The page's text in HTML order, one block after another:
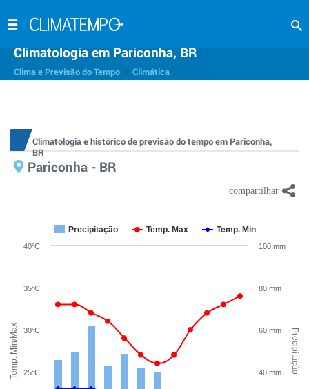
Climatologia em Pariconha, BR
Clima e Previsão do Tempo Climática
Climatologia e histórico de previsão do tempo em Pariconha,
BR
Pariconha - BR
Temp. Min/Max Precipitação
Precipitação Temp. Max Temp. Min
25°C
30°C
35°C
40°C
40 mm
60 mm
80 mm
100 mm